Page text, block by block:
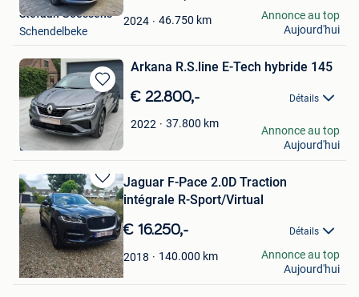
Favoris2024 46.750 km
Stefaan Goessens
Schendelbeke
Annonce au top
Aujourd'hui
Sauvegarder
dans
Mes
Favoris
Arkana R.S.line E-Tech hybride 145
€ 22.800,- Détails
2022 37.800 km
Louis Vandenhoef
Dilbeek
Annonce au top
Aujourd'hui
Sauvegarder
dans
Mes
Favoris
Jaguar F-Pace 2.0D Traction
intégrale R-Sport/Virtual
€ 16.250,- Détails
2018 140.000 km
dennis
Maaseik
Annonce au top
Aujourd'hui